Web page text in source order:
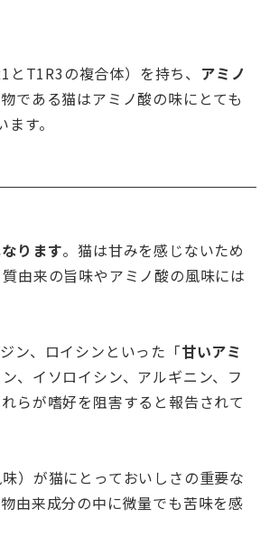
T1R3の複合体）を持ち、 アミノ
である猫はアミノ酸の味にとても
す。
ります。猫は甘みを感じないため
由来の旨味やアミノ酸の風味には
ン、ロイシンといった「甘いアミ
、イソロイシン、アルギニン、フ
らが嗜好を阻害すると報告されて
）が猫にとっておいしさの重要な
由来成分の中に微量でも苦味を感